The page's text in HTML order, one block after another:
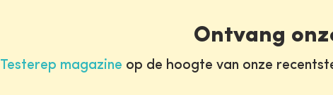
Ontvang
Testerep magazine op de hoogte van onze